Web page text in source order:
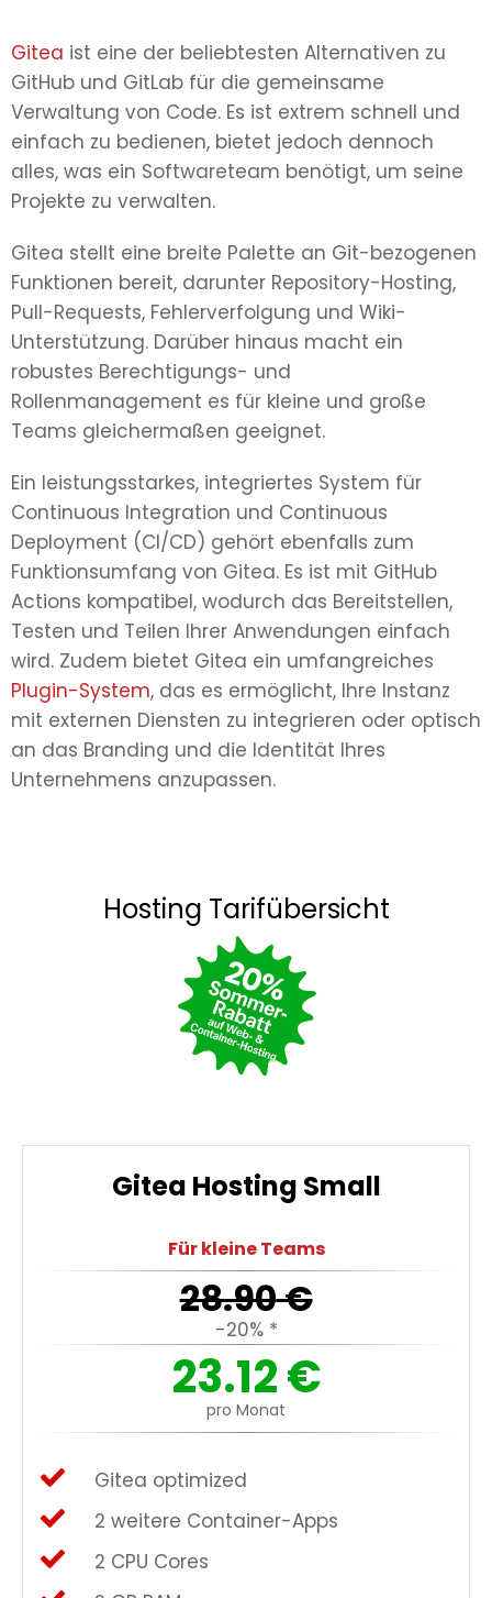
Gitea ist eine der beliebtesten Alternativen zu
GitHub und GitLab für die gemeinsame
Verwaltung von Code. Es ist extrem schnell und
einfach zu bedienen, bietet jedoch dennoch
alles, was ein Softwareteam benötigt, um seine
Projekte zu verwalten.
Gitea stellt eine breite Palette an Git-bezogenen
Funktionen bereit, darunter Repository-Hosting,
Pull-Requests, Fehlerverfolgung und Wiki-
Unterstützung. Darüber hinaus macht ein
robustes Berechtigungs- und
Rollenmanagement es für kleine und große
Teams gleichermaßen geeignet.
Ein leistungsstarkes, integriertes System für
Continuous Integration und Continuous
Deployment (CI/CD) gehört ebenfalls zum
Funktionsumfang von Gitea. Es ist mit GitHub
Actions kompatibel, wodurch das Bereitstellen,
Testen und Teilen Ihrer Anwendungen einfach
wird. Zudem bietet Gitea ein umfangreiches
Plugin-System, das es ermöglicht, Ihre Instanz
mit externen Diensten zu integrieren oder optisch
an das Branding und die Identität Ihres
Unternehmens anzupassen.
Hosting Tarifübersicht
Gitea Hosting Small
Für kleine Teams
28.90€
-20% *
23.12€
pro Monat
Gitea optimized
2 weitere Container-Apps
2 CPU Cores